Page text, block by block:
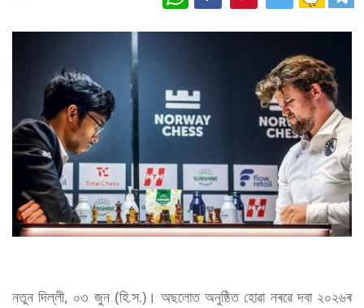
নতুন দিল্লী, ০৩ জুন (হি.স.)। অছলোত অনুষ্ঠিত হোৱা নৰৱে দবা ২০২৬ৰ